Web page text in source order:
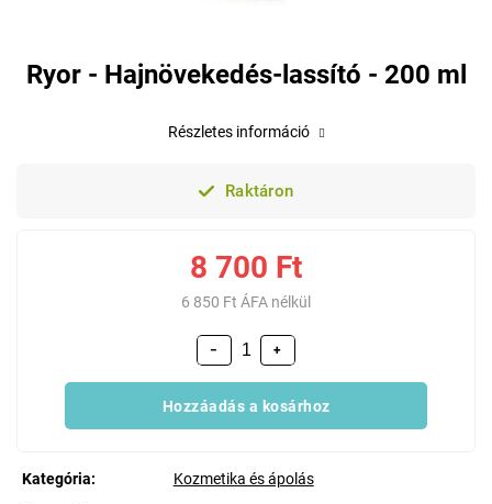
Ryor - Hajnövekedés-lassító - 200 ml
Raktáron
8 700 Ft
6 850 Ft ÁFA nélkül
+
−
Hozzáadás a kosárhoz
Kategória:
Kozmetika és ápolás
Részletes információ